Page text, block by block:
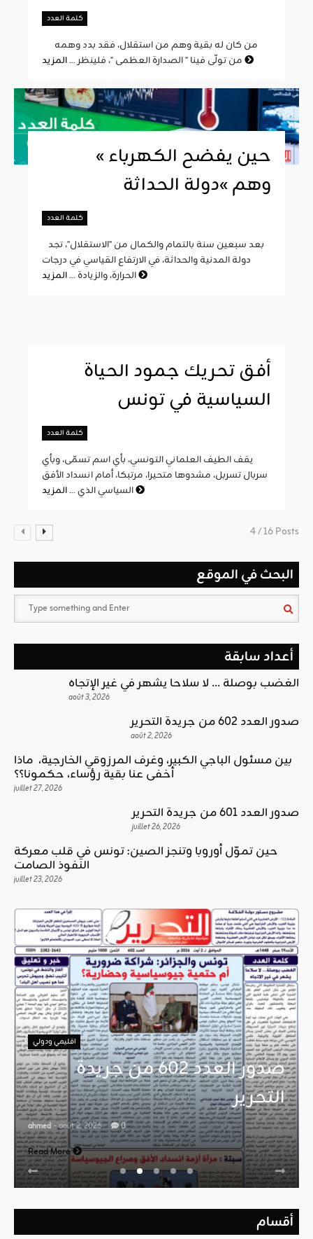
كلمة العدد
من تولّى فينا " الصدارة العظمى "، فلينظر ...
« حين يفضح الكهرباء
وهم »دولة الحداثة
كلمة العدد
دولة المدنية والحداثة، في الارتفاع القياسي في درجات
الحرارة، والزيادة ...
أفق تحريك جمود الحياة
السياسية في تونس
كلمة العدد
يقف الطيف العلماني التونسي، بأي اسم تسمّى، وبأي
سربال تسربل، مشدوها متحيرا، مرتبكا، أمام انسداد الأفق
السياسي الذي ...
4 / 16 Posts
البحث في الموقع
أعداد سابقة
الغضب بوصلة … لا سلاحا يشهر في غير الإتجاه
août 3, 2026
صدور العدد 602 من جريدة التحرير
août 2, 2026
بين مسئول الباجي الكبير، وغرف المرزوقي الخارجية، ماذا
أخفى عنا بقية رؤساء، حكمونا؟؟
juillet 27, 2026
صدور العدد 601 من جريدة التحرير
juillet 26, 2026
حين تموّل أوروبا وتنجز الصين: تونس في قلب معركة
النفوذ الصامت
juillet 23, 2026
اقليمي ودولي
صدور العدد 602 من جريدة
التحرير
ahmed - août 2, 2026 0
Read More
أقسام